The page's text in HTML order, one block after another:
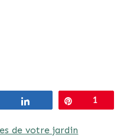
Partagez Épingle
1
de votre jardin